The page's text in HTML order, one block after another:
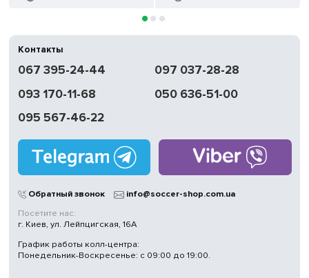
Контакты
067 395-24-44
097 037-28-28
093 170-11-68
050 636-51-00
095 567-46-22
Обратный звонок
info@soccer-shop.com.ua
Посетите нас:
г. Киев, ул. Лейпцигская, 16А
График работы колл-центра:
Понедельник-Воскресенье: с 09:00 до 19:00.